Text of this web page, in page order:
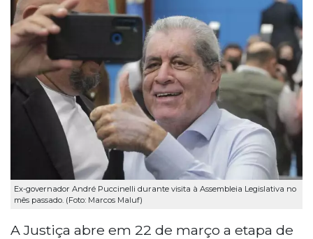
Ex-governador André Puccinelli durante visita à Assembleia Legislativa no
mês passado. (Foto: Marcos Maluf)
A Justiça abre em 22 de março a etapa de